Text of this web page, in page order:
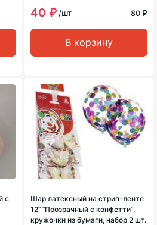
40 ₽ /шт 80 ₽
В корзину
с
Шар латексный на стрип-ленте
12ʺ ʺПрозрачный с конфеттиʺ,
кружочки из бумаги, набор 2 шт.